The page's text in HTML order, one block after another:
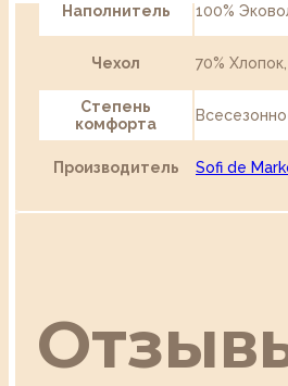
Наполнитель 100%
Чехол 70%
Степень
комфорта
Производитель Sofi de